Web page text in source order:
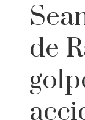
de